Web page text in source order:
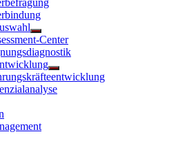
Untermenü
anzeigen
Center
Untermenü
anzeigen